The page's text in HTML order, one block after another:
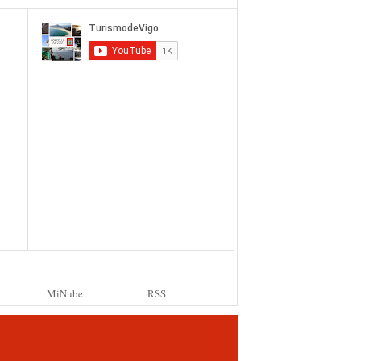
MiNube RSS